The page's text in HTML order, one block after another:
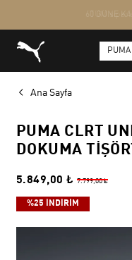
Ana Sayfa
PUMA CLRT
DOKUMA TIŞÖRT
5.849,00 ₺ 7.799,00 ₺
%25 İNDİRİM